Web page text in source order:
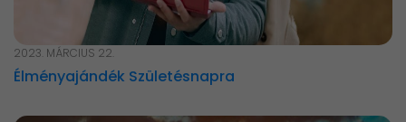
2023. MÁRCIUS 22.
Élményajándék Születésnapra